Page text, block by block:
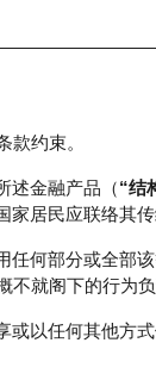
款约束。
述金融产品（“结
居民应联络其传
何部分或全部
不就阁下的行为
以任何其他方